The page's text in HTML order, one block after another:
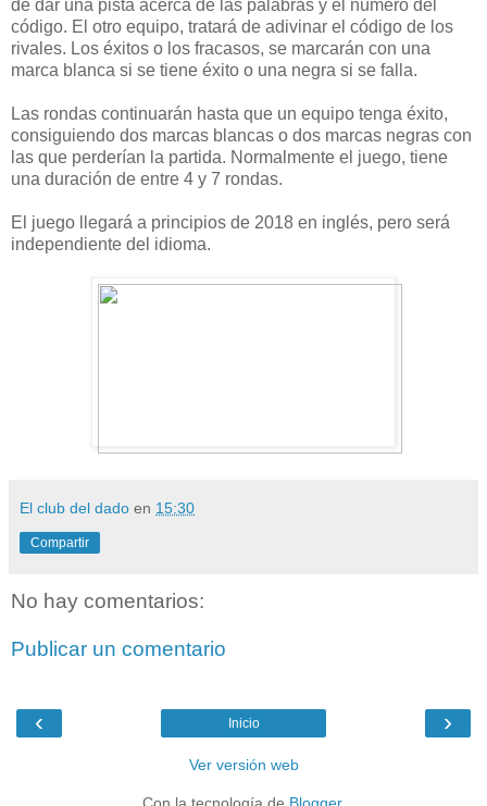
de dar una pista acerca de las palabras y el número del
código. El otro equipo, tratará de adivinar el código de los
rivales. Los éxitos o los fracasos, se marcarán con una
marca blanca si se tiene éxito o una negra si se falla.
Las rondas continuarán hasta que un equipo tenga éxito,
consiguiendo dos marcas blancas o dos marcas negras con
las que perderían la partida. Normalmente el juego, tiene
una duración de entre 4 y 7 rondas.
El juego llegará a principios de 2018 en inglés, pero será
independiente del idioma.
El club del dado en 15:30
Compartir
No hay comentarios:
Publicar un comentario
‹ ›
Inicio
Ver versión web